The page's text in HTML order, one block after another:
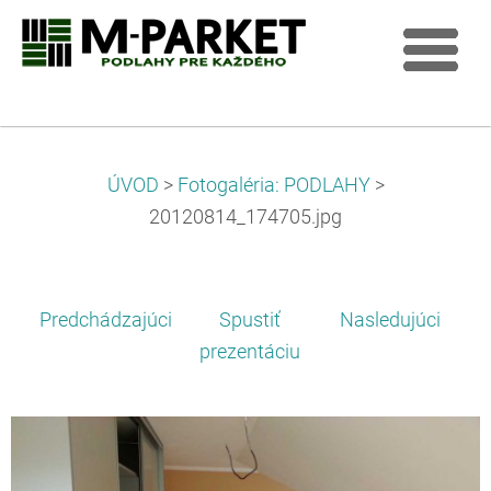
ÚVOD > Fotogaléria: PODLAHY >
20120814_174705.jpg
Predchádzajúci
Spustiť
prezentáciu
Nasledujúci